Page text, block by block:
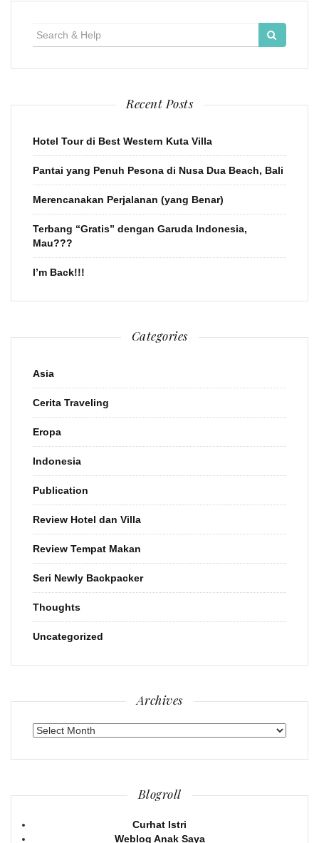
Recent Posts
Hotel Tour di Best Western Kuta Villa
Pantai yang Penuh Pesona di Nusa Dua Beach, Bali
Merencanakan Perjalanan (yang Benar)
Terbang “Gratis” dengan Garuda Indonesia,
Mau???
I’m Back!!!
Categories
Asia
Cerita Traveling
Eropa
Indonesia
Publication
Review Hotel dan Villa
Review Tempat Makan
Seri Newly Backpacker
Thoughts
Uncategorized
Archives
Archives
Blogroll
Curhat Istri
Weblog Anak Saya